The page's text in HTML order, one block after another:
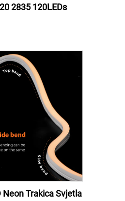
2835 120LEDs
Neon Trakica Svjetla